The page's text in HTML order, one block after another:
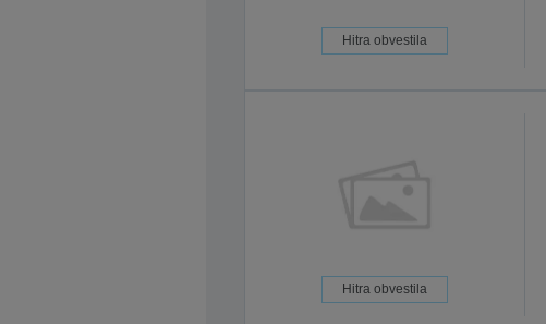
Hitra obvestila
Hitra obvestila